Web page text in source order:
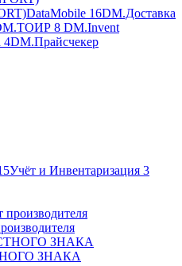
DataMobile 16DM.Доставка
8 DM.Invent
4DM.Прайсчекер
Учёт и Инвентаризация 3
ЗНАКА